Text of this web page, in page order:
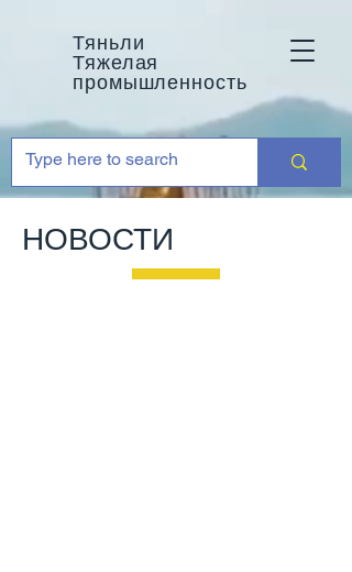
Тяньли
Тяжелая
промышленность
НОВОСТИ